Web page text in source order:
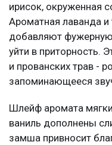
ирисок, окруженная
Ароматная лаванда
добавляют
уйти в приторность.
и прованских трав -
запоминающееся
Шлейф аромата
ваниль дополнены
замша привносит